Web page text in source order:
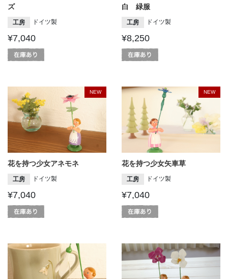
ズ
工房 ドイツ製
¥7,040
白 緑服
工房 ドイツ製
¥8,250
NEW
花を持つ少女アネモネ
工房 ドイツ製
¥7,040
NEW
花を持つ少女矢車草
工房 ドイツ製
¥7,040